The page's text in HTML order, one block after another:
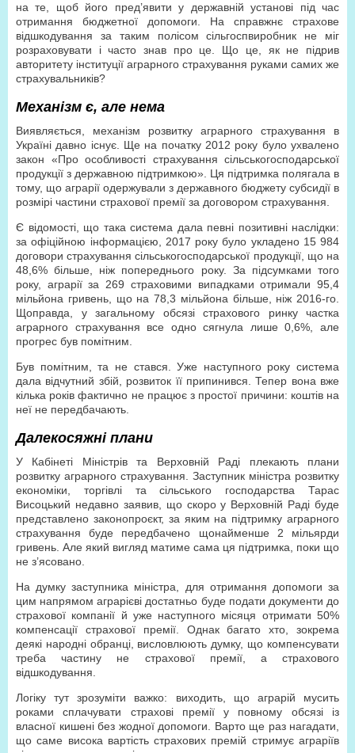
на те, щоб його пред’явити у державній установі під час
отримання бюджетної допомоги. На справжнє страхове
відшкодування за таким полісом сільгоспвиробник не міг
розраховувати і часто знав про це. Що це, як не підрив
авторитету інституції аграрного страхування руками самих же
страхувальників?
Механізм є, але нема
Виявляється, механізм розвитку аграрного страхування в
Україні давно існує. Ще на початку 2012 року було ухвалено
закон «Про особливості страхування сільськогосподарської
продукції з державною підтримкою». Ця підтримка полягала в
тому, що аграрії одержували з державного бюджету субсидії в
розмірі частини страхової премії за договором страхування.
Є відомості, що така система дала певні позитивні наслідки:
за офіційною інформацією, 2017 року було укладено 15 984
договори страхування сільськогосподарської продукції, що на
48,6% більше, ніж попереднього року. За підсумками того
року, аграрії за 269 страховими випадками отримали 95,4
мільйона гривень, що на 78,3 мільйона більше, ніж 2016-го.
Щоправда, у загальному обсязі страхового ринку частка
аграрного страхування все одно сягнула лише 0,6%, але
прогрес був помітним.
Був помітним, та не стався. Уже наступного року система
дала відчутний збій, розвиток її припинився. Тепер вона вже
кілька років фактично не працює з простої причини: коштів на
неї не передбачають.
Далекосяжні плани
У Кабінеті Міністрів та Верховній Раді плекають плани
розвитку аграрного страхування. Заступник міністра розвитку
економіки, торгівлі та сільського господарства Тарас
Висоцький недавно заявив, що скоро у Верховній Раді буде
представлено законопроєкт, за яким на підтримку аграрного
страхування буде передбачено щонайменше 2 мільярди
гривень. Але який вигляд матиме сама ця підтримка, поки що
не з’ясовано.
На думку заступника міністра, для отримання допомоги за
цим напрямом аграрієві достатньо буде подати документи до
страхової компанії й уже наступного місяця отримати 50%
компенсації страхової премії. Однак багато хто, зокрема
деякі народні обранці, висловлюють думку, що компенсувати
треба частину не страхової премії, а страхового
відшкодування.
Логіку тут зрозуміти важко: виходить, що аграрій мусить
роками сплачувати страхові премії у повному обсязі із
власної кишені без жодної допомоги. Варто ще раз нагадати,
що саме висока вартість страхових премій стримує аграріїв